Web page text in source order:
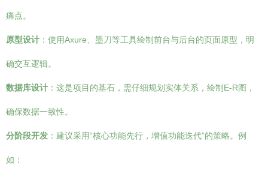
痛点。
原型设计 ：使用Axure、墨刀等工具绘制前台与后台的页面原型，明
确交互逻辑。
数据库设计 ：这是项目的基石，需仔细规划实体关系，绘制E-R图，
确保数据一致性。
分阶段开发 ：建议采用“核心功能先行，增值功能迭代”的策略。例
如：